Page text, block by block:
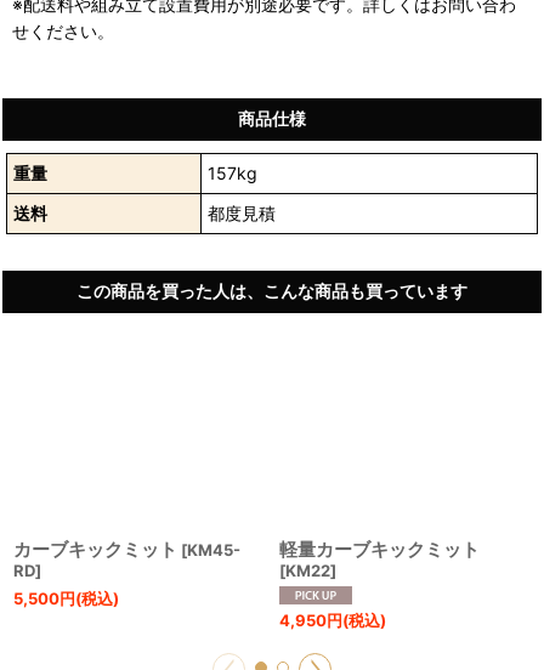
せください。
商品仕様
重量
157kg
送料
都度見積
この商品を買った人は、こんな商品も買っています
カーブキックミット [KM45-
RD]
5,500円(税込)
軽量カーブキックミット
[KM22]
4,950円(税込)